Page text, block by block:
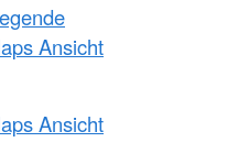
Ansicht
Ansicht